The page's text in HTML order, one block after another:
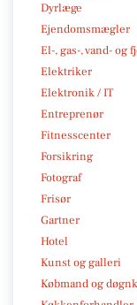
Dyrlæge
Ejendomsmægler
El-, gas-, vand- og
Elektriker
Elektronik / IT
Entreprenør
Fitnesscenter
Forsikring
Fotograf
Frisør
Gartner
Hotel
Kunst og galleri
Købmand og